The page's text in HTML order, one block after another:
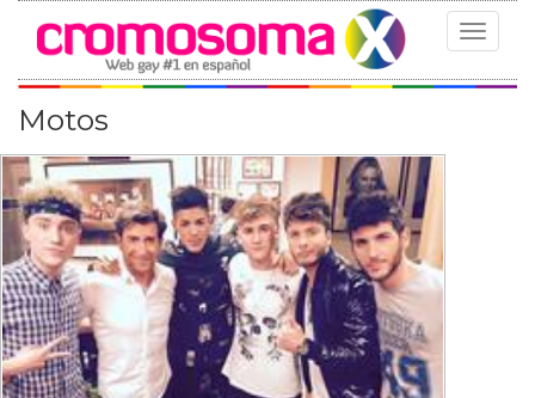
Toggle
Motos